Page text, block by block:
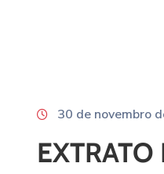
30 de novembro